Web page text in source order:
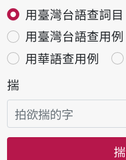
用臺灣台語查詞目
用臺灣台語查用例
用華語查用例
揣